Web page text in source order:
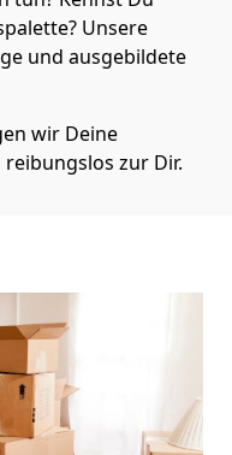
Unsere
und ausgebildete
wir Deine
zur Dir.